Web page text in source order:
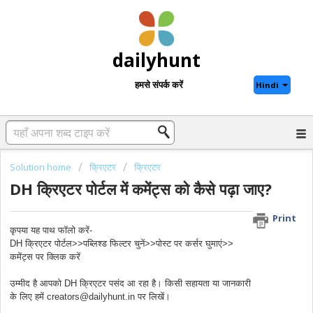
dailyhunt
हमसे संपर्क करें Hindi
Solution home क्रिएटर क्रिएटर
DH क्रिएटर पोर्टल में कमेंट्स को कैसे पढ़ा जाए?
Print
कृपया यह पाथ फॉलो करें-
DH क्रिएटर पोर्टल>>पब्लिश्ड फिल्टर चुनें>>पोस्ट पर कर्सर घुमाएं>>
कमेंट्स पर क्लिक करें
उम्मीद है आपको DH क्रिएटर पसंद आ रहा है। किसी सहायता या जानकारी
के लिए हमें creators@dailyhunt.in पर लिखें।